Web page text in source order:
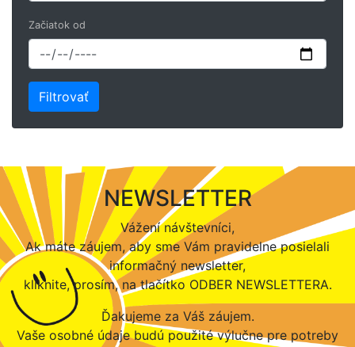
Začiatok od
NEWSLETTER
Vážení návštevníci,
Ak máte záujem, aby sme Vám pravidelne posielali
informačný newsletter,
kliknite, prosím, na tlačítko ODBER NEWSLETTERA.
Ďakujeme za Váš záujem.
Vaše osobné údaje budú použité výlučne pre potreby